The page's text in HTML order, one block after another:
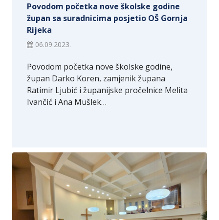
Povodom početka nove školske godine
župan sa suradnicima posjetio OŠ Gornja
Rijeka
06.09.2023.
Povodom početka nove školske godine,
župan Darko Koren, zamjenik župana
Ratimir Ljubić i županijske pročelnice Melita
Ivančić i Ana Mušlek…